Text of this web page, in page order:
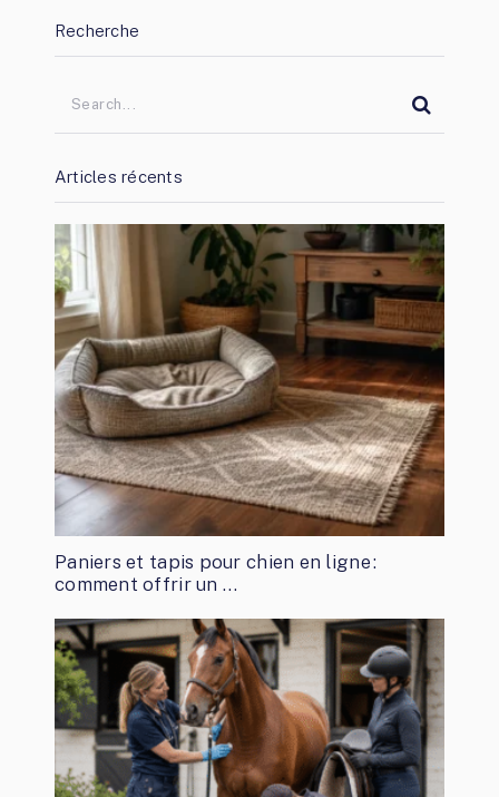
DES
PUBLICATIONS
Recherche
Articles récents
Paniers et tapis pour chien en ligne :
comment offrir un …